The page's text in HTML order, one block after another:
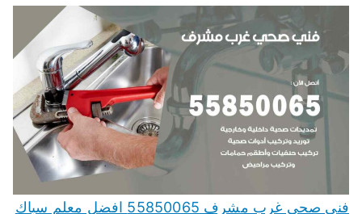
فني صحي غرب مشرف 55850065 افضل معلم سباك